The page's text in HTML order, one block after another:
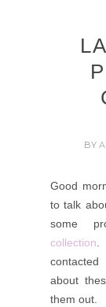
BY
Good
to talk
some
collection
about
them out.